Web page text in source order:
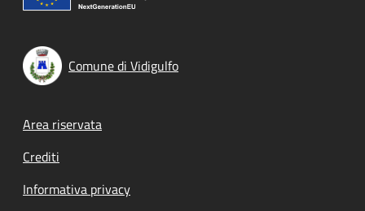
Comune di Vidigulfo
Footer menu
Area riservata
Crediti
Informativa privacy